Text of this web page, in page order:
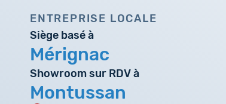
ENTREPRISE LOCALE
Siège basé à
Mérignac
Showroom sur RDV à
Montussan